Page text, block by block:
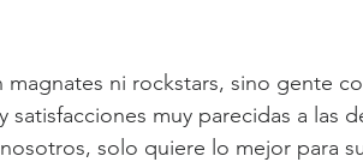
ni rockstars, sino gente
muy parecidas a las
solo quiere lo mejor para